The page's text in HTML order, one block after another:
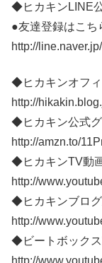
◆ヒカキンLINE
●友達登録はこち
http://
◆ヒカキンオフ
http://
◆ヒカキン公式グ
http://amzn.to/
◆ヒカキンTV動
http://
◆ヒカキンブロ
http://
◆ビートボック
http://